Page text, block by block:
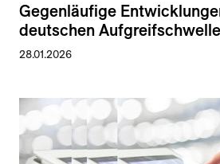
Gegenläufige
deutschen
28.01.2026